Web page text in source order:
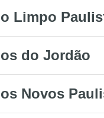
Limpo
do Jordão
Novos